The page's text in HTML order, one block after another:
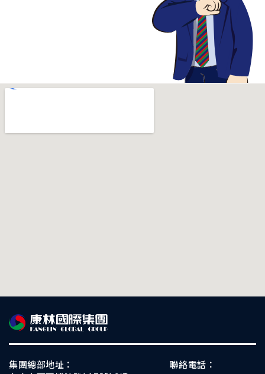
集團總部地址：
聯絡電話：